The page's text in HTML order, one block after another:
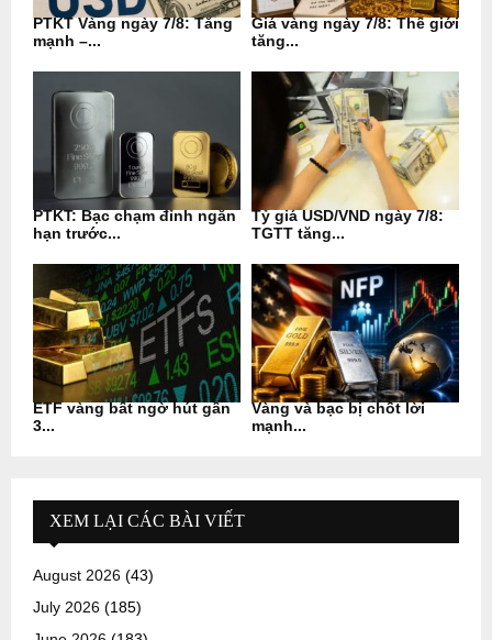
PTKT Vàng ngày 7/8: Tăng
mạnh –...
Giá vàng ngày 7/8: Thế giới
tăng...
PTKT: Bạc chạm đỉnh ngắn
hạn trước...
Tỷ giá USD/VND ngày 7/8:
TGTT tăng...
ETF vàng bất ngờ hút gần
3...
Vàng và bạc bị chốt lời
mạnh...
XEM LẠI CÁC BÀI VIẾT
August 2026 (43)
July 2026 (185)